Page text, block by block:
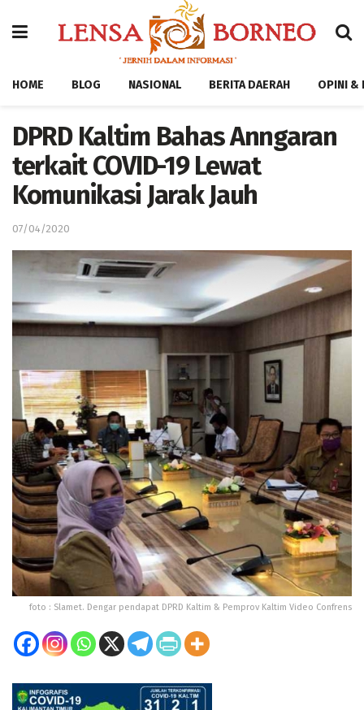
HOME BLOG NASIONAL BERITA DAERAH OPINI &
DPRD Kaltim Bahas Anngaran
terkait COVID-19 Lewat
Komunikasi Jarak Jauh
07/04/2020
foto : Slamet. Dengar pendapat DPRD Kaltim & Pemprov Kaltim Video Confrens